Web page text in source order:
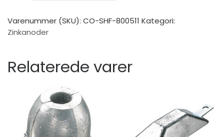
Varenummer (SKU): CO-SHF-800511 Kategori:
Zinkanoder
Relaterede varer